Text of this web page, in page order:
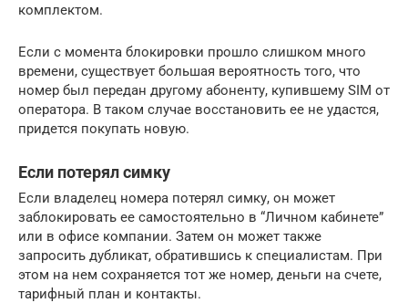
комплектом.
Если с момента блокировки прошло слишком много
времени, существует большая вероятность того, что
номер был передан другому абоненту, купившему SIM от
оператора. В таком случае восстановить ее не удастся,
придется покупать новую.
Если потерял симку
Если владелец номера потерял симку, он может
заблокировать ее самостоятельно в “Личном кабинете”
или в офисе компании. Затем он может также
запросить дубликат, обратившись к специалистам. При
этом на нем сохраняется тот же номер, деньги на счете,
тарифный план и контакты.